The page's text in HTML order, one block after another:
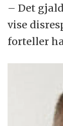
– Det
vise
forteller